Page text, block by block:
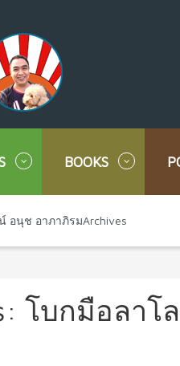
BOOKS
อนุช อาภาภิรมArchives
โบกมือลาโ